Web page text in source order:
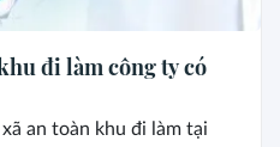
đi làm công ty có
an toàn khu đi làm tại